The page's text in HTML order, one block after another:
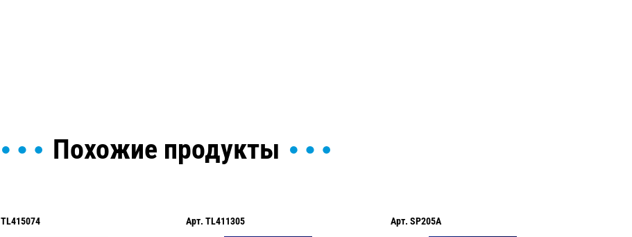
Похожие продукты
TL415074 Арт. TL411305 Арт. SP205A